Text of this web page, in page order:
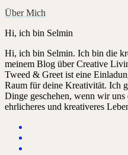
Über Mich
Hi, ich bin Selmin
Hi, ich bin Selmin. Ich bin die
meinem Blog über Creative
Tweed & Greet ist eine
Raum für deine Kreativität. Ich
Dinge geschehen, wenn wir uns
ehrlicheres und kreativeres